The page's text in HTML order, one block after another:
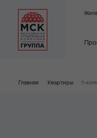
Главная Квартиры 1-